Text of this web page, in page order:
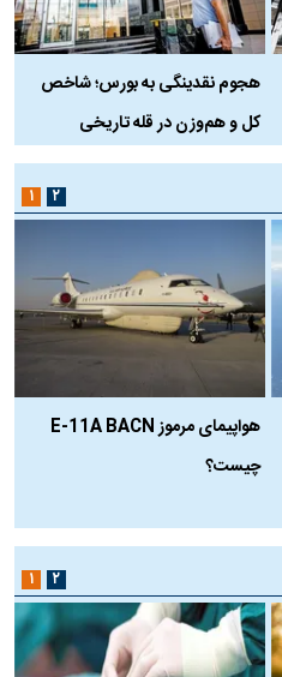
هجوم نقدینگی به بورس؛ شاخص
کل و هم‌وزن در قله تاریخی
هواپیمای مرموز E-11A BACN
چیست؟
۱ ۲
۱ ۲